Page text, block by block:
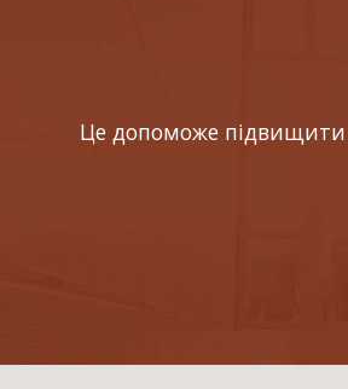
Це допоможе підвищити